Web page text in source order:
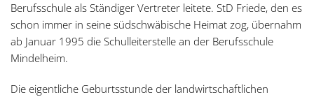
Berufsschule als Ständiger Vertreter leitete. StD Friede, den es
schon immer in seine südschwäbische Heimat zog, übernahm
ab Januar 1995 die Schulleiterstelle an der Berufsschule
Mindelheim.
Die eigentliche Geburtsstunde der landwirtschaftlichen